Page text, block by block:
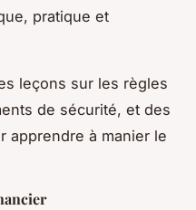
pratique et
leçons sur les règles
de sécurité, et des
apprendre à manier le